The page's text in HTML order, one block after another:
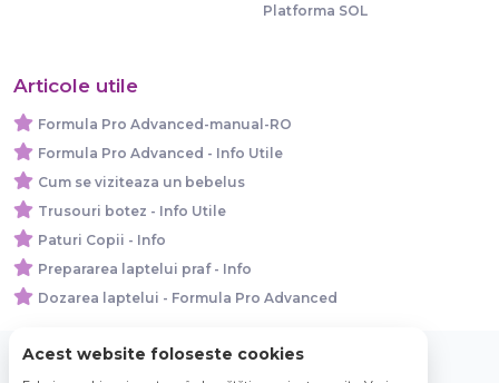
Platforma SOL
Articole utile
Formula Pro Advanced-manual-RO
Formula Pro Advanced - Info Utile
Cum se viziteaza un bebelus
Trusouri botez - Info Utile
Paturi Copii - Info
Prepararea laptelui praf - Info
Dozarea laptelui - Formula Pro Advanced
Acest website foloseste cookies